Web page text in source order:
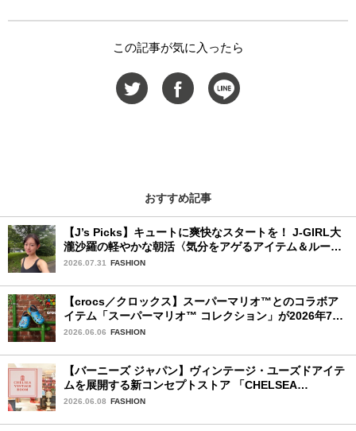
この記事が気に入ったら
おすすめ記事
【J’s Picks】キュートに爽快なスタートを！ J-GIRL大
瀧沙羅の軽やかな朝活〈気分をアゲるアイテム＆ルーテ
ィーン〉
2026.07.31 FASHION
【crocs／クロックス】スーパーマリオ™とのコラボア
イテム「スーパーマリオ™ コレクション」が2026年7月
16日より発売開始！
2026.06.06 FASHION
【バーニーズ ジャパン】ヴィンテージ・ユーズドアイテ
ムを展開する新コンセプトストア 「CHELSEA
VINTAGE ROOM」が誕生
2026.06.08 FASHION